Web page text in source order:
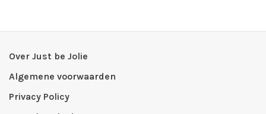
Over Just be Jolie
Algemene voorwaarden
Privacy Policy